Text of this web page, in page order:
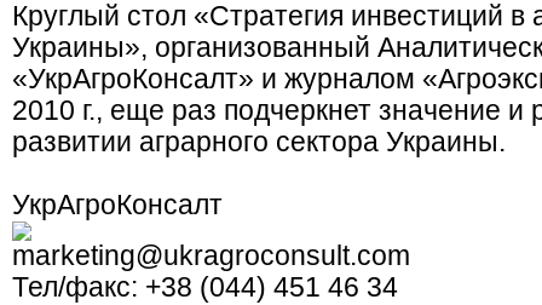
Круглый стол «Стратегия инвестиций в
Украины», организованный
«УкрАгроКонсалт» и журналом
2010 г., еще раз подчеркнет значение и
развитии аграрного сектора Украины.
УкрАгроКонсалт
marketing@ukragroconsult.com
Тел/факс: +38 (044) 451 46 34